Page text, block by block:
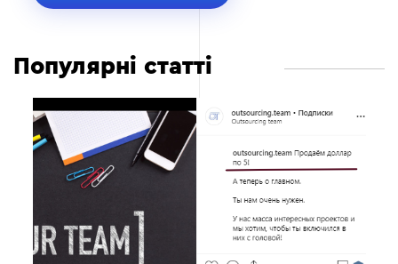
Популярні статті